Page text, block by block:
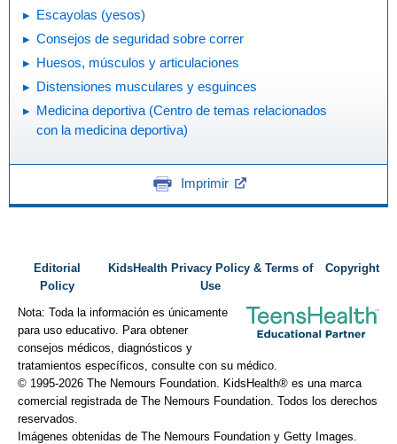
Escayolas (yesos)
Consejos de seguridad sobre correr
Huesos, músculos y articulaciones
Distensiones musculares y esguinces
Medicina deportiva (Centro de temas relacionados
con la medicina deportiva)
Imprimir
Editorial
Policy
KidsHealth Privacy Policy & Terms of
Use
Copyright
Nota: Toda la información es únicamente
para uso educativo. Para obtener
consejos médicos, diagnósticos y
tratamientos específicos, consulte con su médico.
© 1995-2026 The Nemours Foundation. KidsHealth® es una marca
comercial registrada de The Nemours Foundation. Todos los derechos
reservados.
Imágenes obtenidas de The Nemours Foundation y Getty Images.